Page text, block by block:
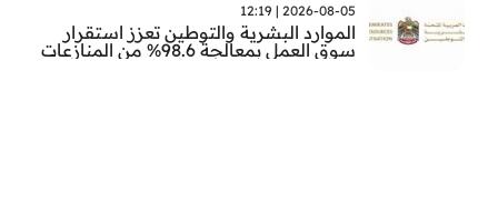
2026-08-05 | 12:19
الموارد البشرية والتوطين تعزز استقرار
سوق العمل بمعالجة 98.6% من المنازعات